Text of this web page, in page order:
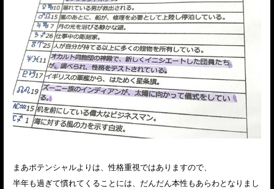
まあポテンシャルよりは、性格重視ではありますので、
半年も過ぎて慣れてくることには、だんだん本性もあらわとなりまし